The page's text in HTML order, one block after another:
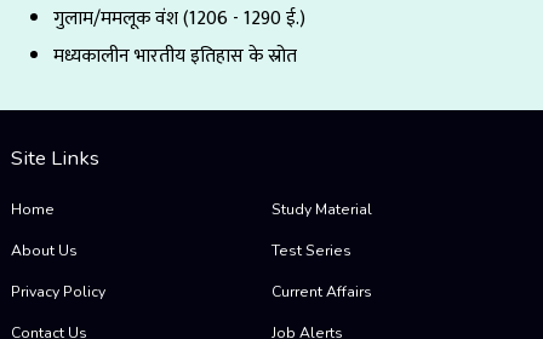
गुलाम/ममलूक वंश (1206 - 1290 ई.)
मध्यकालीन भारतीय इतिहास के स्रोत
Site Links
Home
About Us
Privacy Policy
Contact Us
Study Material
Test Series
Current Affairs
Job Alerts